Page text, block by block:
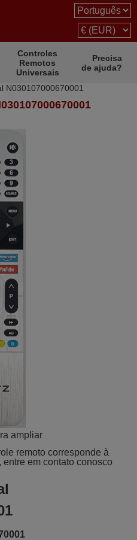
Controles
Remotos
Universais
Precisa
de ajuda?
N030107000670001
ampliar
remoto corresponde à
em contato conosco